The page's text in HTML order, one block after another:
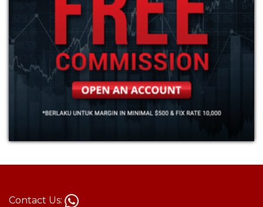
Contact Us: